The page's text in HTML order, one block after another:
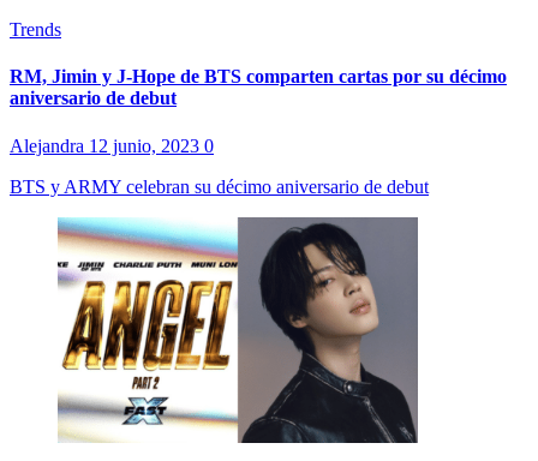
Trends
RM, Jimin y J-Hope de BTS comparten cartas por su décimo
aniversario de debut
Alejandra 12 junio, 2023 0
BTS y ARMY celebran su décimo aniversario de debut